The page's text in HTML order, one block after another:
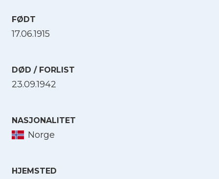
FØDT
17.06.1915
DØD / FORLIST
23.09.1942
NASJONALITET
Norge
HJEMSTED